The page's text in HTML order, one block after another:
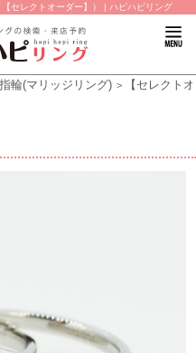
セレクトオーダー】） | ハピハピリング
輪(マリッジリング) 【セレクト